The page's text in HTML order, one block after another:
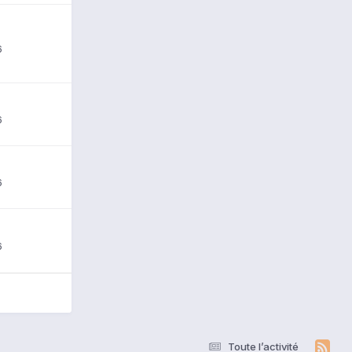
Toute l’activité